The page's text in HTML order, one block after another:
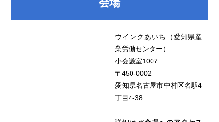
会場
ウインクあいち（愛知県産
業労働センター）
小会議室1007
〒450-0002
愛知県名古屋市中村区名駅4
丁目4-38